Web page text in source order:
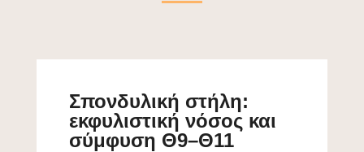
Σπονδυλική στήλη:
εκφυλιστική νόσος και
σύμφυση Θ9–Θ11